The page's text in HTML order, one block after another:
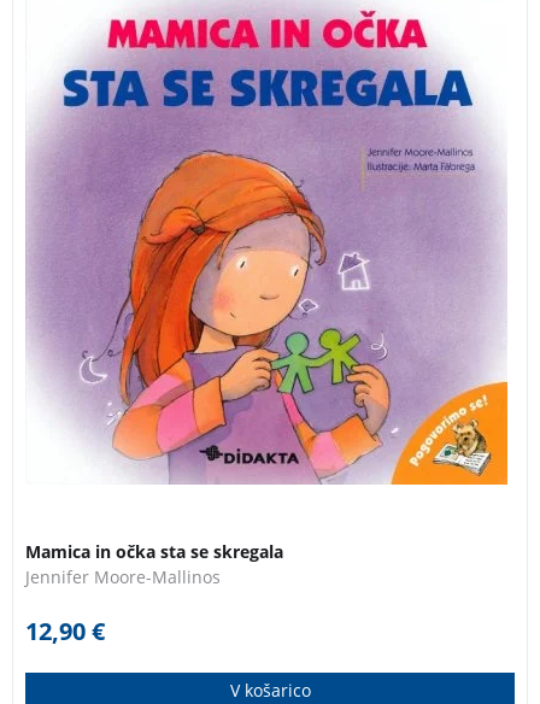
S knjigo Mamica in očka sta se skregala želimo
opozoriti na strahove, ki jih otroci občutijo, ko izvejo,
da se bo njihova družina spremenila.
Mamica in očka sta se skregala
Jennifer Moore-Mallinos
12,90€
V košarico